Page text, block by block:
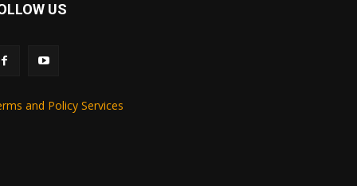
US
and Policy Services